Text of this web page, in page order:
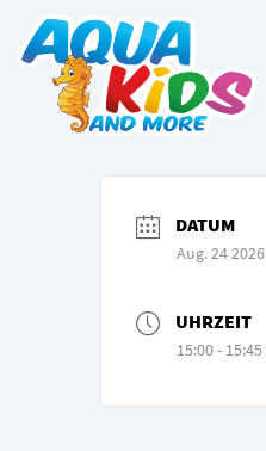
Zum
Inhalt
springen
DATUM
Aug. 24 2026
UHRZEIT
15:00 - 15:45